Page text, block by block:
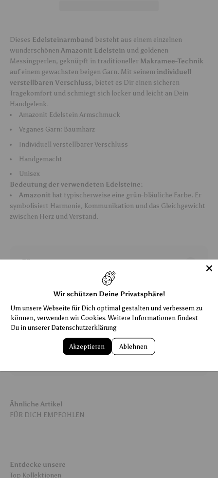
Dieses Edelsteinarmband besteht aus einem einzelnen
wunderschönen Amazonit Edelstein und goldenen
Messingperlen, geknüpft in traditioneller Makramee-Technik
auf einem gewachsten beigen Garn. Mit seinem individuell
verstellbaren Verschluss, bietet es Dir einen sicheren
Tragekomfort und schmiegt sich locker und leicht an Dein
Handgelenk.
Amazonit Edelstein Armschmuck
Veganes Garn: Baumharz
Individuell verstellbarer Verschluss
Handgemacht
Unisex
Bedeutung der verwendeten Edelsteine:
Amazonit hat typischerweise eine grün-bläuliche Farbe. Er
symbolisiert Harmonie, Kommunikation und das Gleichgewicht
zwischen Herz und Verstand.
Shipping/Versand
14 Tage Rückgabegarantie
Pflegehinweise
Ähnliche Artikel
Entdecke unsere
Wir schützen Deine Privatsphäre!
Um unsere Webseite für Dich optimal gestalten und verbessern zu
können, verwenden wir Cookies. Weitere Informationen findest
Du in unserer Datenschutzerklärung
Akzeptieren Ablehnen